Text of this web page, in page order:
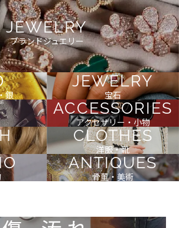
JEWELRY
ブランドジュエリー
銀
JEWELRY
宝石
ACCESSORIES
アクセサリー・小物
CLOTHES
洋服・靴
ANTIQUES
骨董・美術